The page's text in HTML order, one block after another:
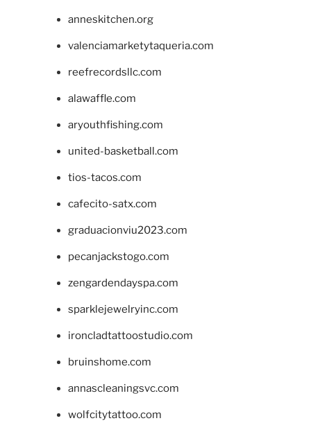
anneskitchen.org
valenciamarketytaqueria.com
reefrecordsllc.com
alawaffle.com
aryouthfishing.com
united-basketball.com
tios-tacos.com
cafecito-satx.com
graduacionviu2023.com
pecanjackstogo.com
zengardendayspa.com
sparklejewelryinc.com
ironcladtattoostudio.com
bruinshome.com
annascleaningsvc.com
wolfcitytattoo.com